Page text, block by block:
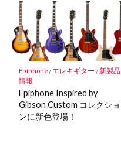
マ
ー
ク
に
保
存
Epiphone/ エレキギター /新製品
情報
Epiphone Inspired by
Gibson Custom コレクショ
ンに新色登場！